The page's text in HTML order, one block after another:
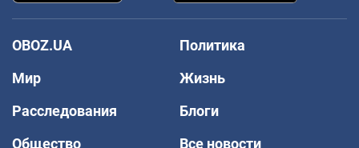
OBOZ.UA
Политика
Мир
Жизнь
Расследования
Блоги
Общество
Все новости